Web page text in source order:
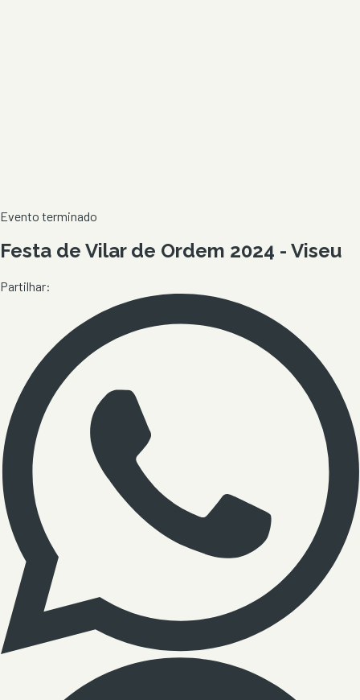
Evento terminado
Festa de Vilar de Ordem 2024 - Viseu
Partilhar: